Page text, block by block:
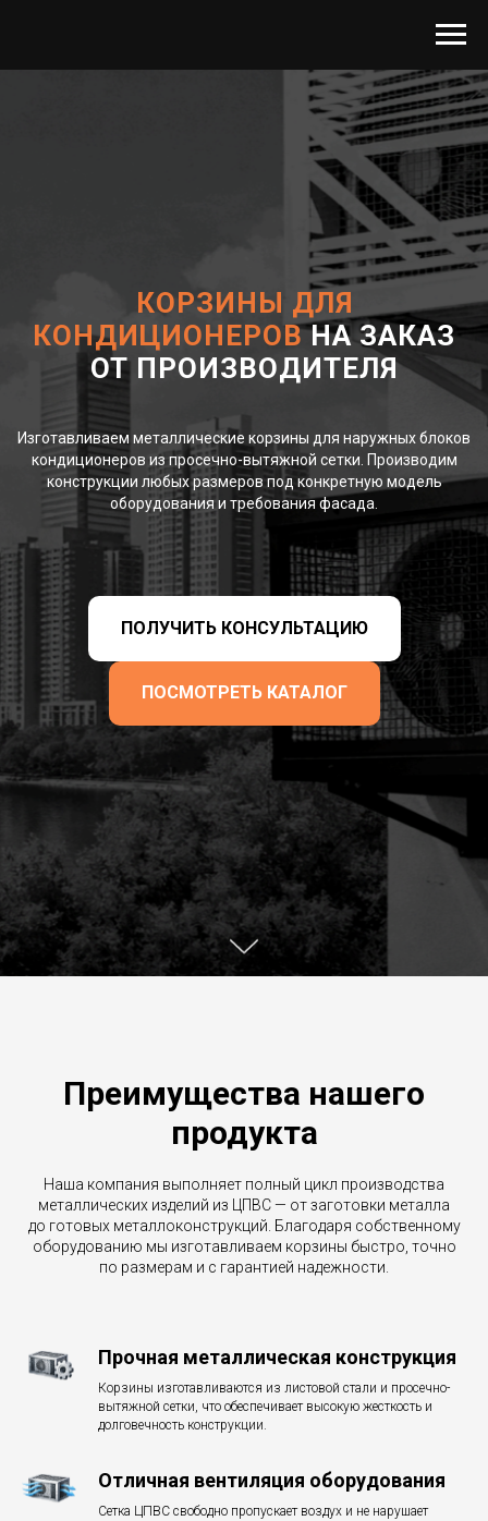
КОРЗИНЫ ДЛЯ
КОНДИЦИОНЕРОВНА ЗАКАЗ
ОТ ПРОИЗВОДИТЕЛЯ
Изготавливаем металлические корзины для наружных блоков
кондиционеров из просечно-вытяжной сетки. Производим
конструкции любых размеров под конкретную модель
оборудования и требования фасада.
ПОЛУЧИТЬ КОНСУЛЬТАЦИЮ
ПОСМОТРЕТЬ КАТАЛОГ
Преимущества нашего
продукта
Наша компания выполняет полный цикл производства
металлических изделий из ЦПВС — от заготовки металла
до готовых металлоконструкций. Благодаря собственному
оборудованию мы изготавливаем корзины быстро, точно
по размерам и с гарантией надежности.
Прочная металлическая конструкция
Корзины изготавливаются из листовой стали и просечно-
вытяжной сетки, что обеспечивает высокую жесткость и
долговечность конструкции.
Отличная вентиляция оборудования
Сетка ЦПВС свободно пропускает воздух и не нарушает